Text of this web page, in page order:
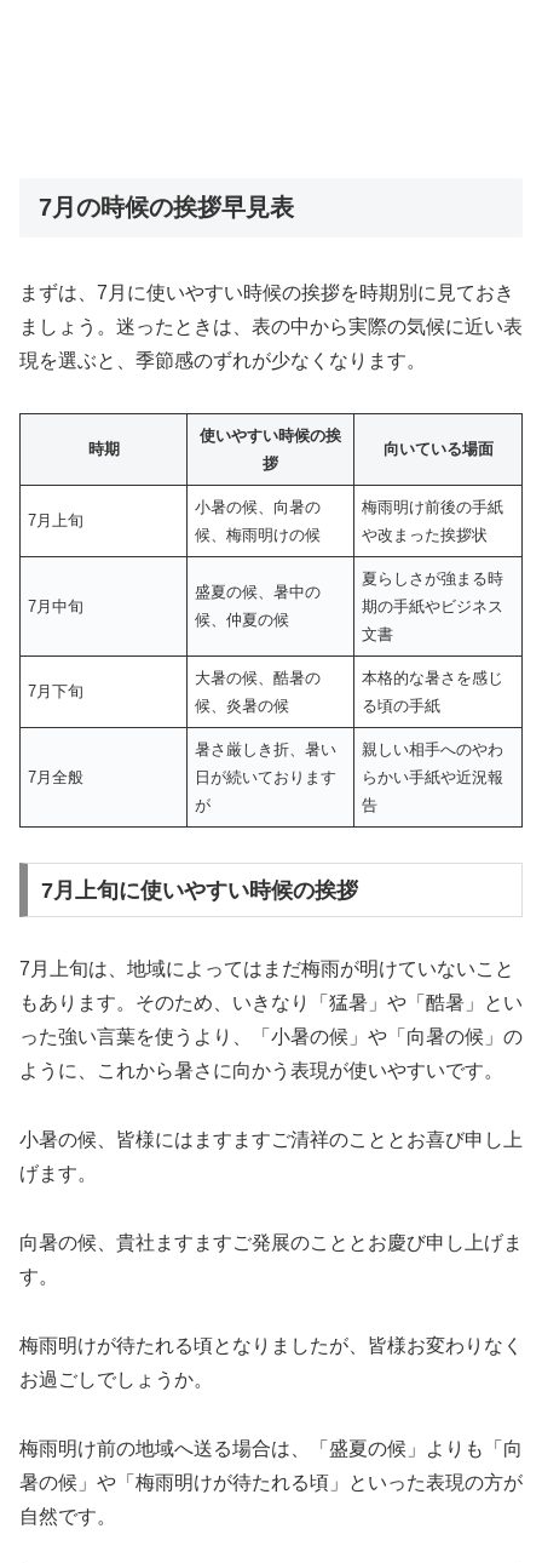
7月の時候の挨拶早見表
まずは、7月に使いやすい時候の挨拶を時期別に見ておき
ましょう。迷ったときは、表の中から実際の気候に近い表
現を選ぶと、季節感のずれが少なくなります。
時期
使いやすい時候の挨
拶
向いている場面
7月上旬
小暑の候、向暑の
候、梅雨明けの候
梅雨明け前後の手紙
や改まった挨拶状
7月中旬
盛夏の候、暑中の
候、仲夏の候
夏らしさが強まる時
期の手紙やビジネス
文書
7月下旬
大暑の候、酷暑の
候、炎暑の候
本格的な暑さを感じ
る頃の手紙
7月全般
暑さ厳しき折、暑い
日が続いております
が
親しい相手へのやわ
らかい手紙や近況報
告
7月上旬に使いやすい時候の挨拶
7月上旬は、地域によってはまだ梅雨が明けていないこと
もあります。そのため、いきなり「猛暑」や「酷暑」とい
った強い言葉を使うより、「小暑の候」や「向暑の候」の
ように、これから暑さに向かう表現が使いやすいです。
小暑の候、皆様にはますますご清祥のこととお喜び申し上
げます。
向暑の候、貴社ますますご発展のこととお慶び申し上げま
す。
梅雨明けが待たれる頃となりましたが、皆様お変わりなく
お過ごしでしょうか。
梅雨明け前の地域へ送る場合は、「盛夏の候」よりも「向
暑の候」や「梅雨明けが待たれる頃」といった表現の方が
自然です。